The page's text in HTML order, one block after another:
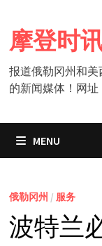
content
摩登时
报道俄勒冈州和
的新闻媒体！网址
MENU
俄勒冈州 / 服务
波特兰